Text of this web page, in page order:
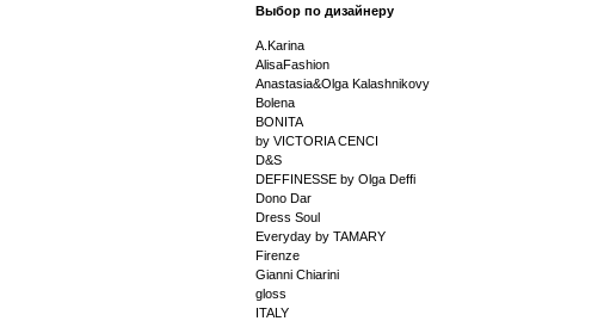
Выбор по дизайнеру
A.Karina
AlisaFashion
Anastasia&Olga Kalashnikovy
Bolena
BONITA
by VICTORIA CENCI
D&S
DEFFINESSE by Olga Deffi
Dono Dar
Dress Soul
Everyday by TAMARY
Firenze
Gianni Chiarini
gloss
ITALY